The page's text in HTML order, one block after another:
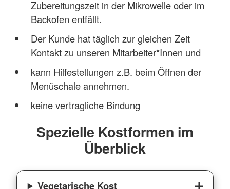
Zubereitungszeit in der Mikrowelle oder im
Backofen entfällt.
Der Kunde hat täglich zur gleichen Zeit
Kontakt zu unseren Mitarbeiter*Innen und
kann Hilfestellungen z.B. beim Öffnen der
Menüschale annehmen.
keine vertragliche Bindung
Spezielle Kostformen im
Überblick
Vegetarische Kost